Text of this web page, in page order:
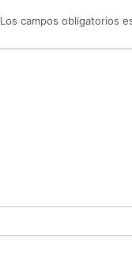
Los campos obligatorios